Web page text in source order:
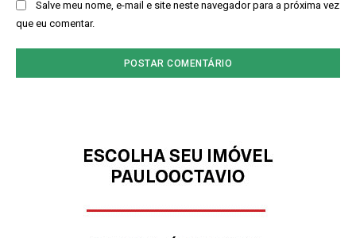
Salve meu nome, e-mail e site neste navegador para a próxima vez
que eu comentar.